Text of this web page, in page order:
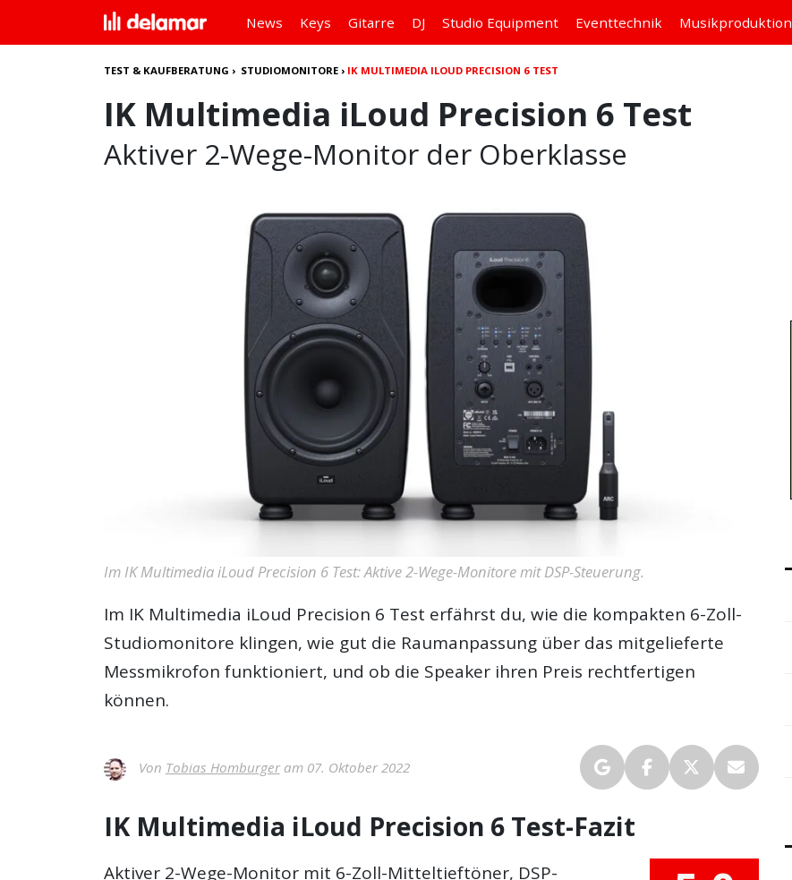
News Keys Gitarre DJ Studio Equipment Eventtechnik Musikproduktion
TEST & KAUFBERATUNG › STUDIOMONITORE › IK MULTIMEDIA ILOUD PRECISION 6 TEST
IK Multimedia iLoud Precision 6 Test
Aktiver 2-Wege-Monitor der Oberklasse
Im IK Multimedia iLoud Precision 6 Test: Aktive 2-Wege-Monitore mit DSP-Steuerung.
Im IK Multimedia iLoud Precision 6 Test erfährst du, wie die kompakten 6-Zoll-
Studiomonitore klingen, wie gut die Raumanpassung über das mitgelieferte
Messmikrofon funktioniert, und ob die Speaker ihren Preis rechtfertigen
können.
Von Tobias Homburgeram 07. Oktober 2022
IK Multimedia iLoud Precision 6 Test-Fazit
Aktiver 2-Wege-Monitor mit 6-Zoll-Mitteltieftöner, DSP-